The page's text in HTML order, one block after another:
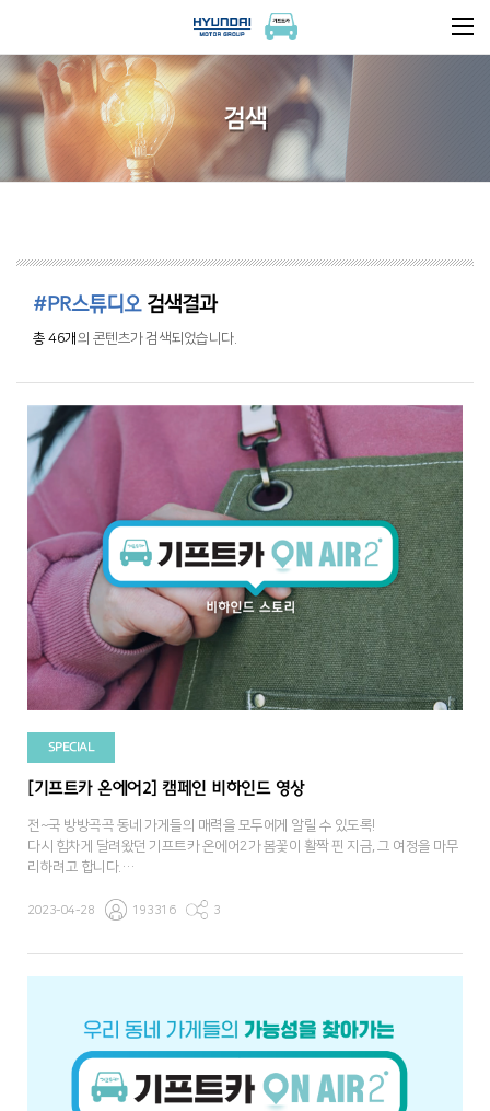
검색
#PR스튜디오검색결과
총 46개 의 콘텐츠가 검색되었습니다.
SPECIAL
[기프트카 온에어2] 캠페인 비하인드 영상
전~국 방방곡곡 동네 가게들의 매력을 모두에게 알릴 수 있도록!
다시 힘차게 달려왔던 기프트카 온에어2가 봄꽃이 활짝 핀 지금, 그 여정을 마무
리하려고 합니다.
사장님들이 보여주신 용기와 꿈을 잊지 않고, 모든 동네 가게들의 가능성이 빛날
또 다른 가능성을 찾아 떠나게 될 새로운 기프트카를 기대해 주세요.
2023-04-28 193316 3